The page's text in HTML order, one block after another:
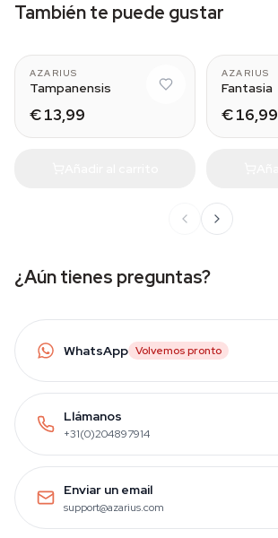
También te puede gustar
AZARIUS
Tampanensis
€ 13,99
AZARIUS
Fantasia
€ 16,99
¿Aún tienes preguntas?
WhatsApp Volvemos pronto
Llámanos
+31(0)204897914
Enviar un email
support@azarius.com